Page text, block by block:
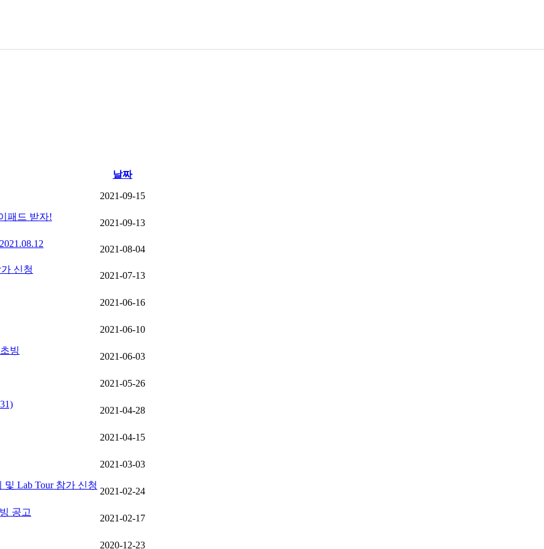
날짜
2021-09-15
패드 받자!
2021-09-13
2021-08-04
신청
2021-07-13
2021-06-16
2021-06-10
빙
2021-06-03
2021-05-26
2021-04-28
2021-04-15
2021-03-03
Lab Tour 참가 신청
2021-02-24
공고
2021-02-17
2020-12-23